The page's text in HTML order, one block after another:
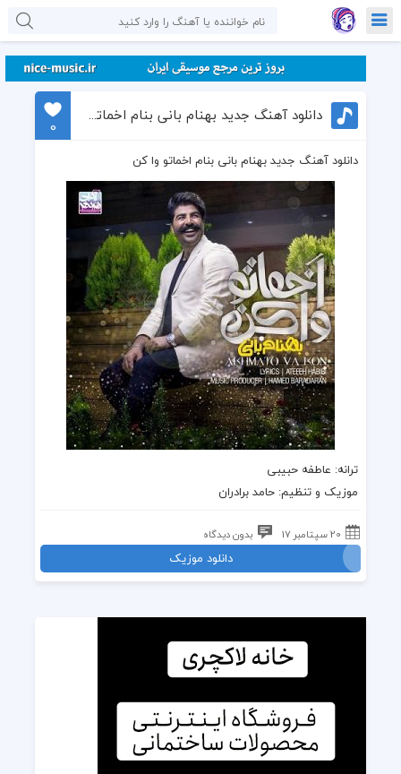
دانلود آهنگ جدید بهنام بانی بنام اخماتو وا کن
0
دانلود آهنگ جدید بهنام بانی بنام اخماتو وا کن
ترانه: عاطفه حبیبی
موزیک و تنظیم:حامد برادران
20 سپتامبر 17 بدون دیدگاه
دانلود موزیک